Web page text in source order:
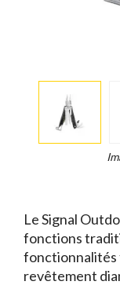
info
Legend...
Le Signal
fonctions
fonctionnalités
revêtement